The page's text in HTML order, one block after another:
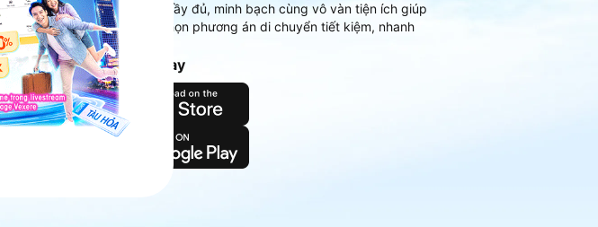
Ứng dụng hiển thị thông tin đầy đủ, minh bạch cùng vô vàn tiện ích giúp
người dùng so sánh và lựa chọn phương án di chuyển tiết kiệm, nhanh
chóng và phù hợp nhất.
Tải ứng dụng Vexere ngay